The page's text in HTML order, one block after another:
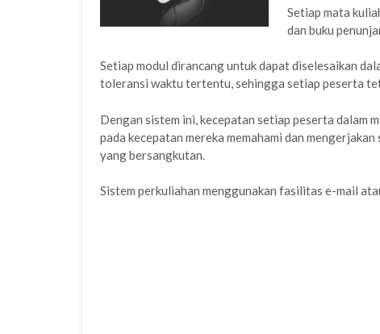
Setiap mata
dan buku
Setiap modul dirancang untuk dapat diselesaikan
toleransi waktu tertentu, sehingga setiap peserta
Dengan sistem ini, kecepatan setiap peserta dalam
pada kecepatan mereka memahami dan
yang bersangkutan.
Sistem perkuliahan menggunakan fasilitas e-mail